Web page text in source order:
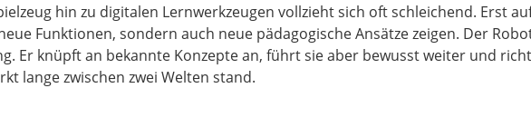
hin zu digitalen Lernwerkzeugen vollzieht sich oft schleichend. Erst
Funktionen, sondern auch neue pädagogische Ansätze zeigen. Der
Er knüpft an bekannte Konzepte an, führt sie aber bewusst weiter und
lange zwischen zwei Welten stand.